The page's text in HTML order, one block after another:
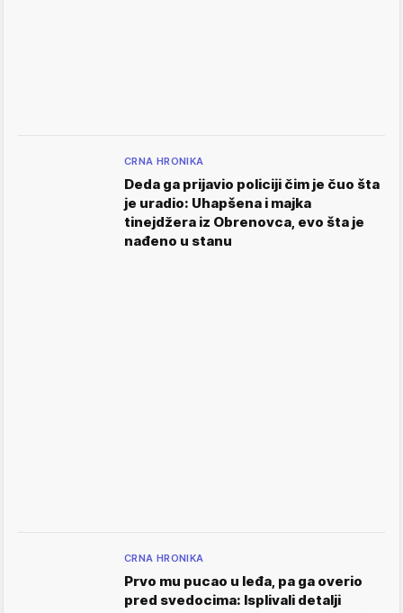
CRNA HRONIKA
Deda ga prijavio policiji čim je čuo šta
je uradio: Uhapšena i majka
tinejdžera iz Obrenovca, evo šta je
nađeno u stanu
CRNA HRONIKA
Prvo mu pucao u leđa, pa ga overio
pred svedocima: Isplivali detalji